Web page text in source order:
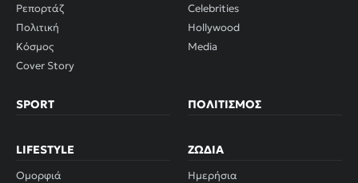
Ρεπορτάζ
Πολιτική
Κόσμος
Cover Story
Celebrities
Hollywood
Media
SPORT ΠΟΛΙΤΙΣΜΌΣ
LIFESTYLE
Ομορφιά
ΖΏΔΙΑ
Ημερήσια